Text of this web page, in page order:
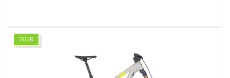
2026